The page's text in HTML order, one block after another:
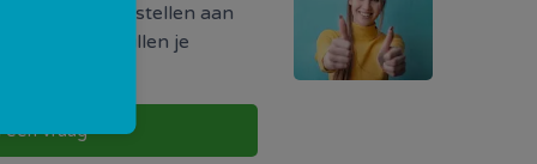
vraag direct stellen aan
buurt. Zij zullen je
een vraag